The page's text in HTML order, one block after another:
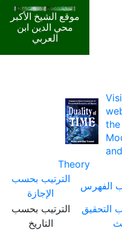
موقع الشيخ الأكبر
محي الدين ابن
العربي
Theory
الفهرس
الترتيب بحسب
الإجازة
التحقيق
الترتيب بحسب
التاريخ